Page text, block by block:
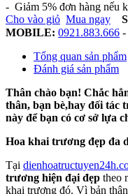
- Giảm 5% đơn hàng nếu
Cho vào giỏ Mua ngay
MOBILE: 0921.883.666 -
Tổng quan sản phẩm
Đánh giá sản phẩm
Thân chào bạn! Chắc
thân, bạn bè,hay đối tác
này để bạn có cơ sở lựa
Hoa khai trương đẹp đa
Tại
trương hiện đại đẹp theo
khai trương đó. Vì bản